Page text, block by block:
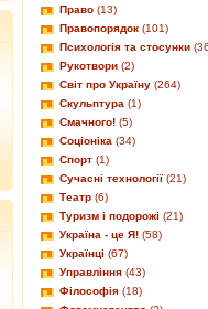
Право (13)
Правопорядок (101)
Психологія та стосунки
Рукотвори (2)
Світ про Україну (264)
Скульптура (1)
Смачного! (5)
Соціоніка (34)
Спорт (1)
Сучасні технології (21)
Театр (6)
Туризм і подорожі (21)
Україна - це Я! (58)
Українці (67)
Управління (43)
Філософія (18)